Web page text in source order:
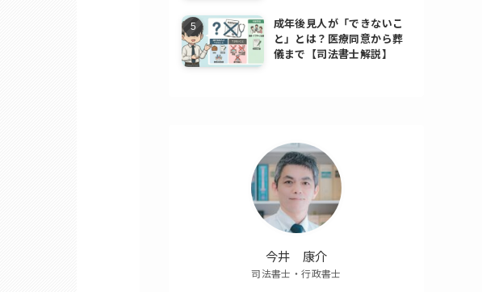
成年後見人が「できないこ
と」とは？医療同意から葬
儀まで【司法書士解説】
今井 康介
司法書士・行政書士